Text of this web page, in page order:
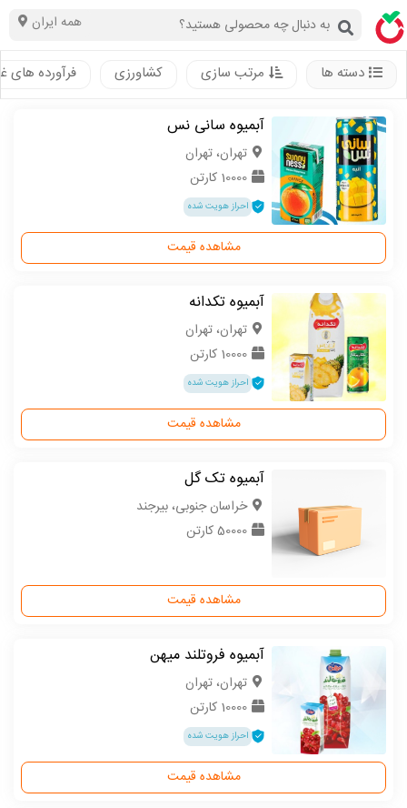
همه ایران
دسته ها مرتب سازی کشاورزی فرآورده های
آبمیوه سانی نس
تهران، تهران
10000 کارتن
احراز هویت شده
مشاهده قیمت
آبمیوه تکدانه
تهران، تهران
10000 کارتن
احراز هویت شده
مشاهده قیمت
آبمیوه تک گل
خراسان جنوبی، بیرجند
50000 کارتن
مشاهده قیمت
آبمیوه فروتلند میهن
تهران، تهران
10000 کارتن
احراز هویت شده
مشاهده قیمت